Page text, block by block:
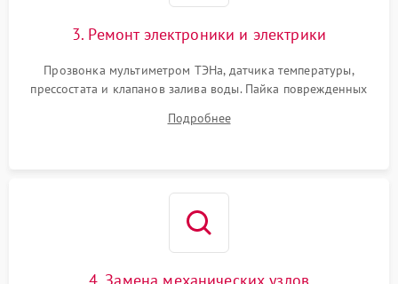
3. Ремонт электроники и электрики
Прозвонка мультиметром ТЭНа, датчика температуры,
прессостата и клапанов залива воды. Пайка поврежденных
Восстановление целостности проводки и контактов.
Подробнее